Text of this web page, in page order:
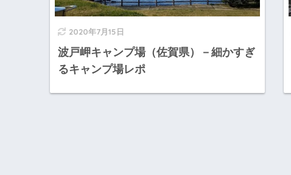
2020年7月15日
波戸岬キャンプ場（佐賀県）－細かすぎ
るキャンプ場レポ